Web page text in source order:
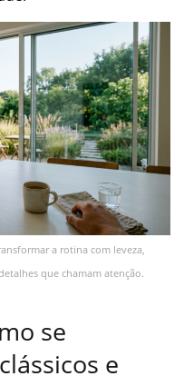
a rotina com leveza,
que chamam atenção.
se
e